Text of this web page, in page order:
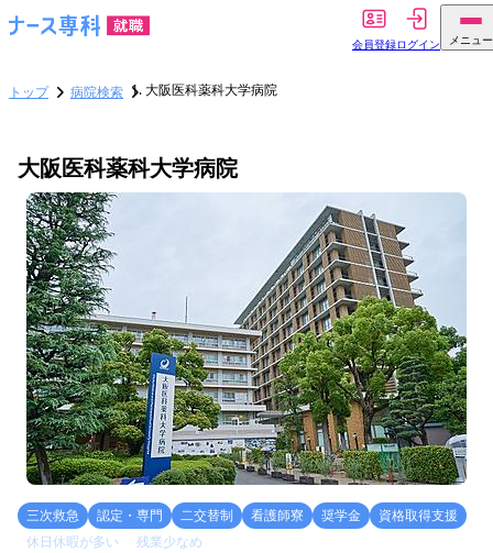
会員登録ログイン メニュー
トップ 病院検索 大阪医科薬科大学病院
大阪医科薬科大学病院
三次救急 認定・専門 二交替制 看護師寮 奨学金
資格取得支援
休日休暇が多い
残業少なめ